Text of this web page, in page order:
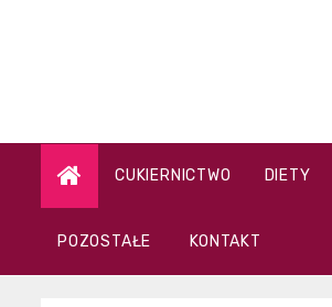
CUKIERNICTWO DIETY
POZOSTAŁE KONTAKT